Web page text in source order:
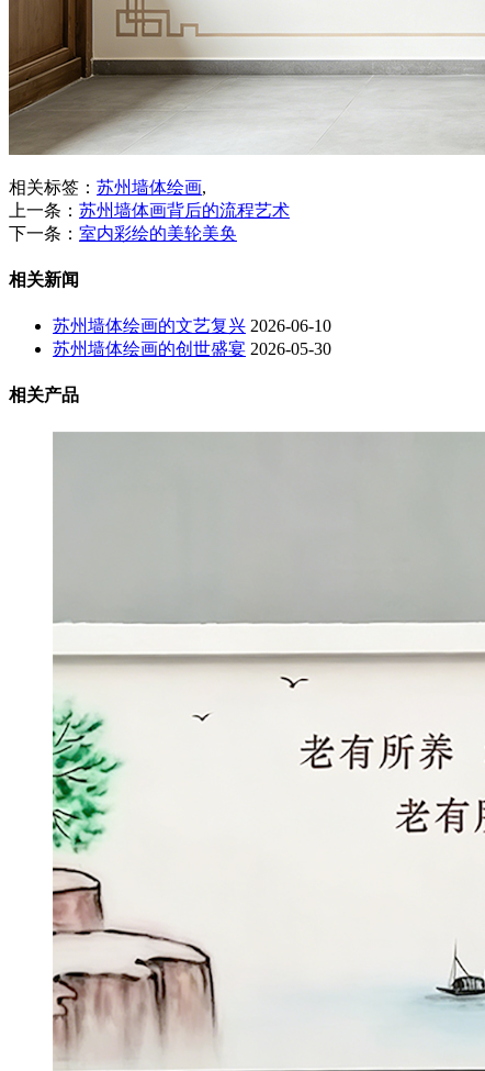
相关标签： 苏州墙体绘画,
上一条： 苏州墙体画背后的流程艺术
下一条： 室内彩绘的美轮美奂
相关新闻
苏州墙体绘画的文艺复兴 2026-06-10
苏州墙体绘画的创世盛宴 2026-05-30
相关产品